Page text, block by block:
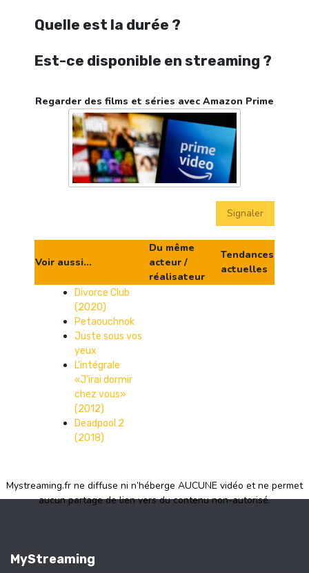
Quelle est la durée ?
Est-ce disponible en streaming ?
Regarder des films et séries avec Amazon Prime
Signaler
Voir aussi...
Du même
acteur /
réalisateur
Tendances
actuelles
Divorce Club
(2020)
Petaouchnok
Juste sous vos
yeux
L’intégrale
«J’irai dormir
chez vous»
(2012)
Deadpool 2
(2018)
Mystreaming.fr ne diffuse ni n’héberge AUCUNE vidéo et ne permet
aucun partage de lien vers du contenu non-autorisé.
MyStreaming